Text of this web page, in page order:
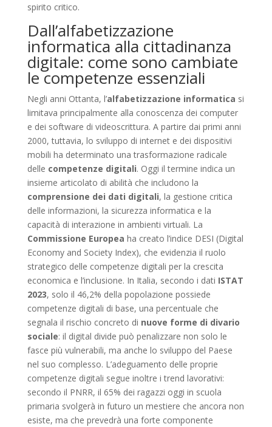
spirito critico.
Dall’alfabetizzazione
informatica alla cittadinanza
digitale: come sono cambiate
le competenze essenziali
Negli anni Ottanta, l’alfabetizzazione informatica si
limitava principalmente alla conoscenza dei computer
e dei software di videoscrittura. A partire dai primi anni
2000, tuttavia, lo sviluppo di internet e dei dispositivi
mobili ha determinato una trasformazione radicale
delle competenze digitali. Oggi il termine indica un
insieme articolato di abilità che includono la
comprensione dei dati digitali, la gestione critica
delle informazioni, la sicurezza informatica e la
capacità di interazione in ambienti virtuali. La
Commissione Europea ha creato l’indice DESI (Digital
Economy and Society Index), che evidenzia il ruolo
strategico delle competenze digitali per la crescita
economica e l’inclusione. In Italia, secondo i dati ISTAT
2023, solo il 46,2% della popolazione possiede
competenze digitali di base, una percentuale che
segnala il rischio concreto di nuove forme di divario
sociale: il digital divide può penalizzare non solo le
fasce più vulnerabili, ma anche lo sviluppo del Paese
nel suo complesso. L’adeguamento delle proprie
competenze digitali segue inoltre i trend lavorativi:
secondo il PNRR, il 65% dei ragazzi oggi in scuola
primaria svolgerà in futuro un mestiere che ancora non
esiste, ma che prevedrà una forte componente